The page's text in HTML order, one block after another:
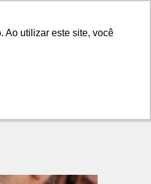
Ao utilizar este site, você
Ao utilizar este site, você
CONTATO